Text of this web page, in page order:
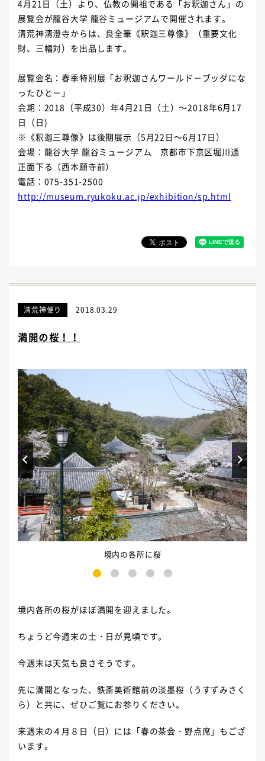
4月21日（土）より、仏教の開祖である「お釈迦さん」の
展覧会が龍谷大学 龍谷ミュージアムで開催されます。
清荒神清澄寺からは、良全筆《釈迦三尊像》（重要文化
財、三幅対）を出品します。
展覧会名：春季特別展「お釈迦さんワールド－ブッダにな
ったひと－」
会期：2018（平成30）年4月21日（土）～2018年6月17
日（日)
※《釈迦三尊像》は後期展示（5月22日～6月17日）
会場：龍谷大学 龍谷ミュージアム 京都市下京区堀川通
正面下る（西本願寺前）
電話：075-351-2500
http://museum.ryukoku.ac.jp/exhibition/sp.html
清荒神便り 2018.03.29
満開の桜！！
境内の各所に桜
3 4 5
Prev Next
境内各所の桜がほぼ満開を迎えました。
ちょうど今週末の土・日が見頃です。
今週末は天気も良さそうです。
先に満開となった、鉄斎美術館前の淡墨桜（うすずみさく
ら）と共に、ぜひご覧にお参りください。
来週末の４月８日（日）には「春の茶会・野点席」もござ
います。